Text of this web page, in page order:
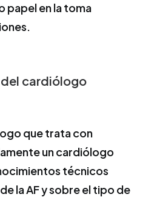
papel en la toma
del cardiólogo
que trata con
un cardiólogo
técnicos
la AF y sobre el tipo de